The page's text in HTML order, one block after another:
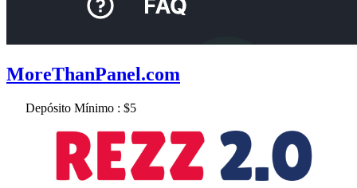
MoreThanPanel.com
Depósito Mínimo : $5